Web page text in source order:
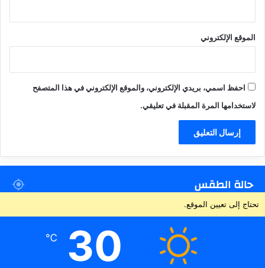
الموقع الإلكتروني
احفظ اسمي، بريدي الإلكتروني، والموقع الإلكتروني في هذا المتصفح
لاستخدامها المرة المقبلة في تعليقي.
حالة الطقس
تحتاج إلى تعيين الموقع.
30
℃